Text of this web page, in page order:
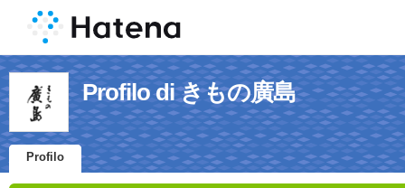
Profilo di きもの廣島
Profilo